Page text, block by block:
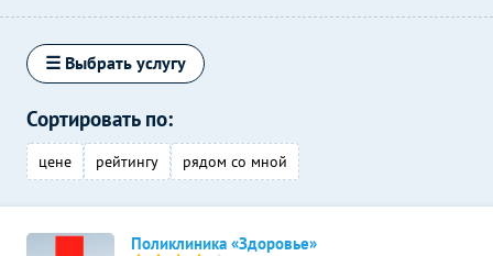
☰ Выбрать услугу
Сортировать по:
цене рейтингу рядом со мной
Поликлиника «Здоровье»